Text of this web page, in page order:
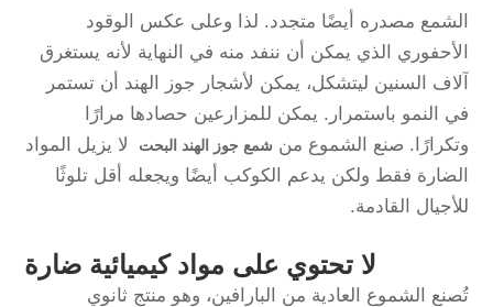
الشمع مصدره أيضًا متجدد. لذا وعلى عكس الوقود
الأحفوري الذي يمكن أن ننفد منه في النهاية لأنه يستغرق
آلاف السنين ليتشكل، يمكن لأشجار جوز الهند أن تستمر
في النمو باستمرار. يمكن للمزارعين حصادها مرارًا
وتكرارًا. صنع الشموع من شمع جوز الهند البحت
لا يزيل المواد
الضارة فقط ولكن يدعم الكوكب أيضًا ويجعله أقل تلوثًا
للأجيال القادمة.
لا تحتوي على مواد كيميائية ضارة
تُصنع الشموع العادية من البارافين، وهو منتج ثانوي